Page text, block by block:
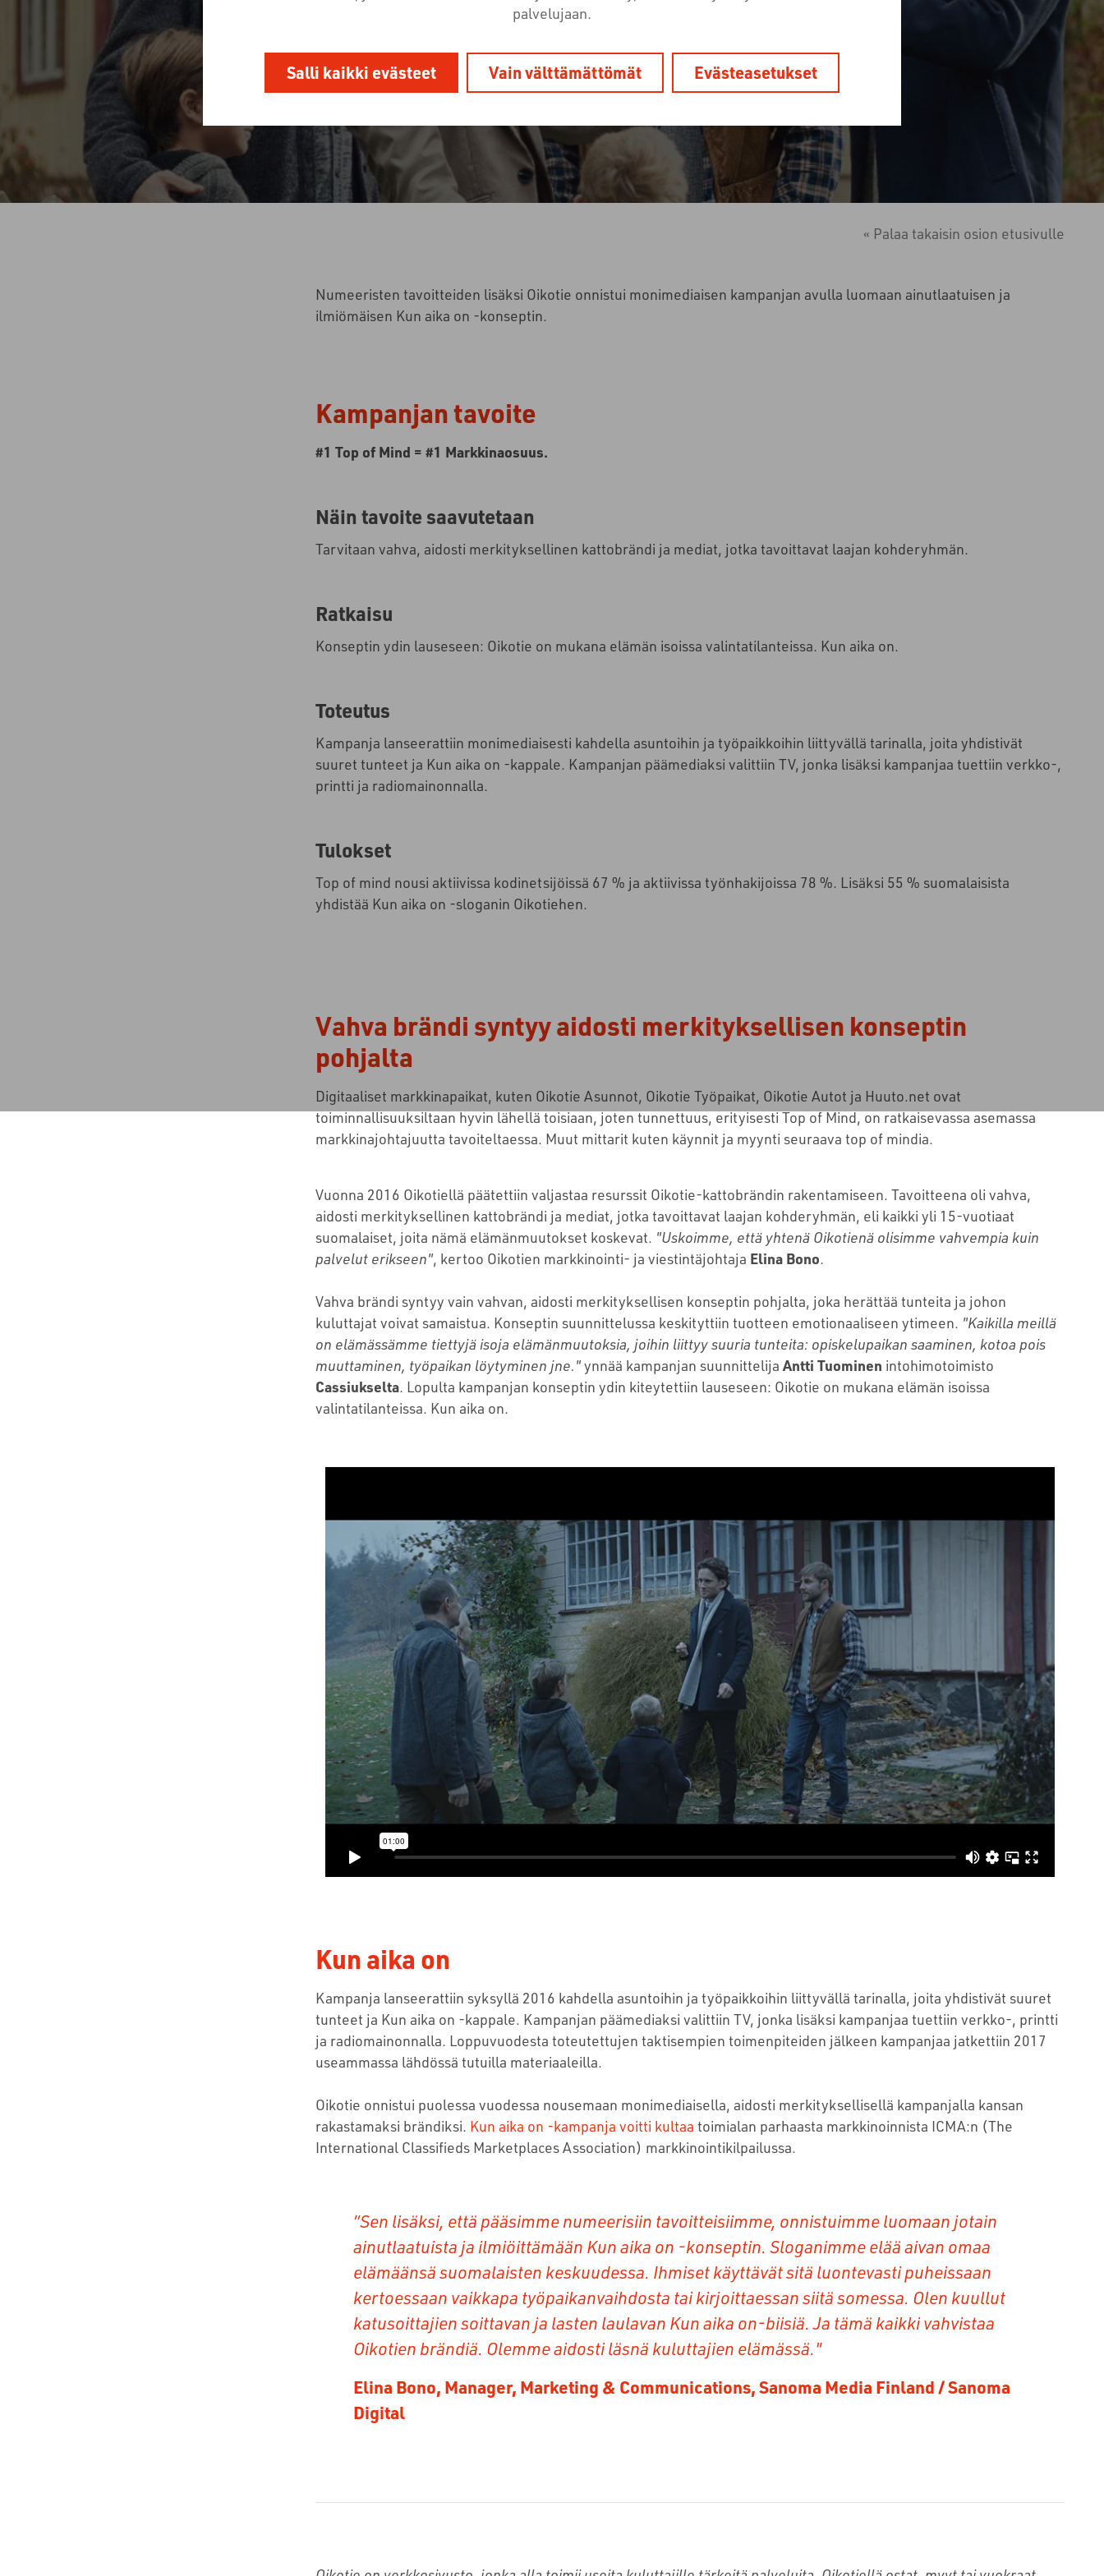
palvelujaan.
Salli kaikki evästeet Vain välttämättömät Evästeasetukset
Caset Suomesta ja maailmalta
« Palaa takaisin osion etusivulle
Numeeristen tavoitteiden lisäksi Oikotie onnistui monimediaisen kampanjan avulla luomaan ainutlaatuisen ja
ilmiömäisen Kun aika on -konseptin.
Kampanjan tavoite
#1 Top of Mind = #1 Markkinaosuus.
Näin tavoite saavutetaan
Tarvitaan vahva, aidosti merkityksellinen kattobrändi ja mediat, jotka tavoittavat laajan kohderyhmän.
Ratkaisu
Konseptin ydin lauseseen: Oikotie on mukana elämän isoissa valintatilanteissa. Kun aika on.
Toteutus
Kampanja lanseerattiin monimediaisesti kahdella asuntoihin ja työpaikkoihin liittyvällä tarinalla, joita yhdistivät
suuret tunteet ja Kun aika on -kappale. Kampanjan päämediaksi valittiin TV, jonka lisäksi kampanjaa tuettiin verkko-,
printti ja radiomainonnalla.
Tulokset
Top of mind nousi aktiivissa kodinetsijöissä 67 % ja aktiivissa työnhakijoissa 78 %. Lisäksi 55 % suomalaisista
yhdistää Kun aika on -sloganin Oikotiehen.
Vahva brändi syntyy aidosti merkityksellisen konseptin
pohjalta
Digitaaliset markkinapaikat, kuten Oikotie Asunnot, Oikotie Työpaikat, Oikotie Autot ja Huuto.net ovat
toiminnallisuuksiltaan hyvin lähellä toisiaan, joten tunnettuus, erityisesti Top of Mind, on ratkaisevassa asemassa
markkinajohtajuutta tavoiteltaessa. Muut mittarit kuten käynnit ja myynti seuraava top of mindia.
Vuonna 2016 Oikotiellä päätettiin valjastaa resurssit Oikotie-kattobrändin rakentamiseen. Tavoitteena oli vahva,
aidosti merkityksellinen kattobrändi ja mediat, jotka tavoittavat laajan kohderyhmän, eli kaikki yli 15-vuotiaat
suomalaiset, joita nämä elämänmuutokset koskevat. "Uskoimme, että yhtenä Oikotienä olisimme vahvempia kuin
palvelut erikseen", kertoo Oikotien markkinointi- ja viestintäjohtaja Elina Bono.
Vahva brändi syntyy vain vahvan, aidosti merkityksellisen konseptin pohjalta, joka herättää tunteita ja johon
kuluttajat voivat samaistua. Konseptin suunnittelussa keskityttiin tuotteen emotionaaliseen ytimeen. "Kaikilla meillä
on elämässämme tiettyjä isoja elämänmuutoksia, joihin liittyy suuria tunteita: opiskelupaikan saaminen, kotoa pois
muuttaminen, työpaikan löytyminen jne."ynnää kampanjan suunnittelija Antti Tuominen intohimotoimisto
Cassiukselta. Lopulta kampanjan konseptin ydin kiteytettiin lauseseen: Oikotie on mukana elämän isoissa
valintatilanteissa. Kun aika on.
Kun aika on
Kampanja lanseerattiin syksyllä 2016 kahdella asuntoihin ja työpaikkoihin liittyvällä tarinalla, joita yhdistivät suuret
tunteet ja Kun aika on -kappale. Kampanjan päämediaksi valittiin TV, jonka lisäksi kampanjaa tuettiin verkko-, printti
ja radiomainonnalla. Loppuvuodesta toteutettujen taktisempien toimenpiteiden jälkeen kampanjaa jatkettiin 2017
useammassa lähdössä tutuilla materiaaleilla.
Oikotie onnistui puolessa vuodessa nousemaan monimediaisella, aidosti merkityksellisellä kampanjalla kansan
rakastamaksi brändiksi. Kun aika on -kampanja voitti kultaa toimialan parhaasta markkinoinnista ICMA:n (The
International Classifieds Marketplaces Association) markkinointikilpailussa.
”Sen lisäksi, että pääsimme numeerisiin tavoitteisiimme, onnistuimme luomaan jotain
ainutlaatuista ja ilmiöittämään Kun aika on -konseptin. Sloganimme elää aivan omaa
elämäänsä suomalaisten keskuudessa. Ihmiset käyttävät sitä luontevasti puheissaan
kertoessaan vaikkapa työpaikanvaihdosta tai kirjoittaessan siitä somessa. Olen kuullut
katusoittajien soittavan ja lasten laulavan Kun aika on-biisiä. Ja tämä kaikki vahvistaa
Oikotien brändiä. Olemme aidosti läsnä kuluttajien elämässä."
Elina Bono, Manager, Marketing & Communications, Sanoma Media Finland / Sanoma
Digital